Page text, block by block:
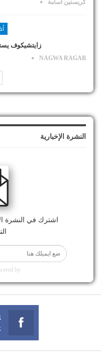
كريستين اسامة
زايتشيكوف
NAGWA RAGAB
النشرة الإخبارية
اشترك في النشرة
by